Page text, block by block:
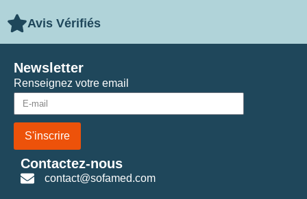
Avis Vérifiés
Renseignez votre email
S'inscrire
Newsletter
Contactez-nous
contact@sofamed.com